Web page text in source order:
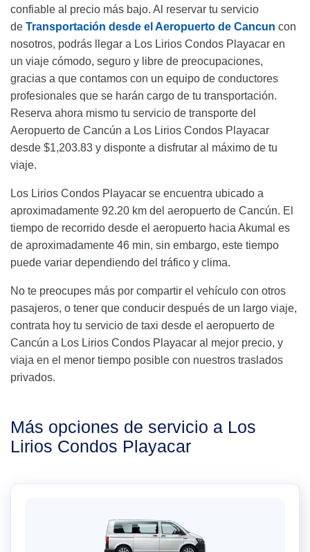
confiable al precio más bajo. Al reservar tu servicio
de Transportación desde el Aeropuerto de Cancun con
nosotros, podrás llegar a Los Lirios Condos Playacar en
un viaje cómodo, seguro y libre de preocupaciones,
gracias a que contamos con un equipo de conductores
profesionales que se harán cargo de tu transportación.
Reserva ahora mismo tu servicio de transporte del
Aeropuerto de Cancún a Los Lirios Condos Playacar
desde $1,203.83 y disponte a disfrutar al máximo de tu
viaje.
Los Lirios Condos Playacar se encuentra ubicado a
aproximadamente 92.20 km del aeropuerto de Cancún. El
tiempo de recorrido desde el aeropuerto hacia Akumal es
de aproximadamente 46 min, sin embargo, este tiempo
puede variar dependiendo del tráfico y clima.
No te preocupes más por compartir el vehículo con otros
pasajeros, o tener que conducir después de un largo viaje,
contrata hoy tu servicio de taxi desde el aeropuerto de
Cancún a Los Lirios Condos Playacar al mejor precio, y
viaja en el menor tiempo posible con nuestros traslados
privados.
Más opciones de servicio a Los
Lirios Condos Playacar